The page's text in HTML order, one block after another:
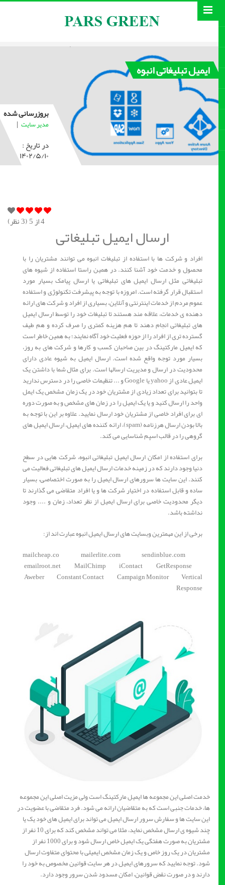
ایمیل تبلیغاتی انبوه
بروزرسانی شده
مدیر سایت |
در تاریخ :
۱۴۰۲/۵/۱۰
از 5 ( 3نظر)
ارسال ایمیل تبلیغاتی
افراد و شرکت ها با استفاده از تبلیغات انبوه می توانند مشتریان را با
محصول و خدمت خود آشنا کنند. در همین راستا استفاده از شیوه های
تبلیغاتی مثل ارسال ایمیل های تبلیغاتی یا ارسال پیامک بسیار مورد
استقبال قرار گرفته است. امروزه با توجه به پیشرفت تکنولوژی و استفاده
عموم مردم از خدمات اینترنتی و آنلاین، بسیاری از افراد و شرکت های ارائه
دهنده ی خدمات، علاقه مند هستند تا تبلیغات خود را توسط ارسال ایمیل
های تبلیغاتی انجام دهند تا هم هزینه کمتری را صرف کرده و هم طیف
گسترده تری از افراد را از حوزه فعلیت خود آگاه نمایند؛ به همین خاطر است
که ایمیل مارکتینگ در بین صاحبان کسب و کارها و شرکت های به روز،
بسیار مورد توجه واقع شده است. ارسال ایمیل به شیوه عادی دارای
محدودیت در ارسال و مدیریت ارسالها است. برای مثال شما با داشتن یک
ایمیل عادی از yahoo یا Google و ... تنظیمات خاصی را در دسترس ندارید
تا بتوانید برای تعداد زیادی از مشتریان خود در یک زمان مشخص یک ایمل
واحد را ارسال کنید و یا یک ایمیل را در زمان های مشخص و به صورت دوره
ای برای افراد خاصی از مشتریان خود ارسال نمایید. علاوه بر این با توجه به
بالا بودن ارسال هرزنامه (spam)، ارائه کننده های ایمیل، ارسال ایمیل های
گروهی را در قالب اسپم شناسایی می کند.
برای استفاده از امکان ارسال ایمیل تبلیغاتی انبوه، شرکت هایی در سطح
دنیا وجود دارند که در زمینه خدمات ارسال ایمیل های تبلیغاتی فعالیت می
کنند. این سایت ها سرورهای ارسال ایمیل را به صورت اختصاصی، بسیار
ساده و قابل استفاده در اختیار شرکت ها و یا افراد متقاضی می گذارند تا
دیگر محدودیت خاصی برای ارسال ایمیل از نظر تعداد، زمان و .... وجود
نداشته باشد.
برخی از این مهمترین وبسایت های ارسال ایمیل انبوه عبارت اند از:
mailcheap.co mailerlite.com sendinblue.com
emailroot.net MailChimp iContact GetResponse
Aweber Constant Contact Campaign Monitor Vertical
Response
خدمت اصلی این مجموعه ها ایمیل مارکتینگ است ولی مزیت اصلی این مجموعه
ها، خدمات جنبی است که به متقاضیان ارائه می شود. فرد متقاضی با عضویت در
این سایت ها و سفارش سرور ارسال ایمیل می تواند برای ایمیل های خود یک یا
چند شیوه ی ارسال مشخص نماید، مثلا می تواند مشخص کند که برای 10 نفر از
مشتریان به صورت هفتگی یک ایمیل خاص ارسال شود و برای 1000 نفر از
مشتریان در یک روز خاص و یک زمان مشخص ایمیلی با محتوای متفاوت ارسال
شود. توجه نمایید که سرورهای ایمیل در هر سایت قوانین مخصوص به خود را
دارند و در صورت نقض قوانین، امکان مسدود شدن سرور وجود دارد.